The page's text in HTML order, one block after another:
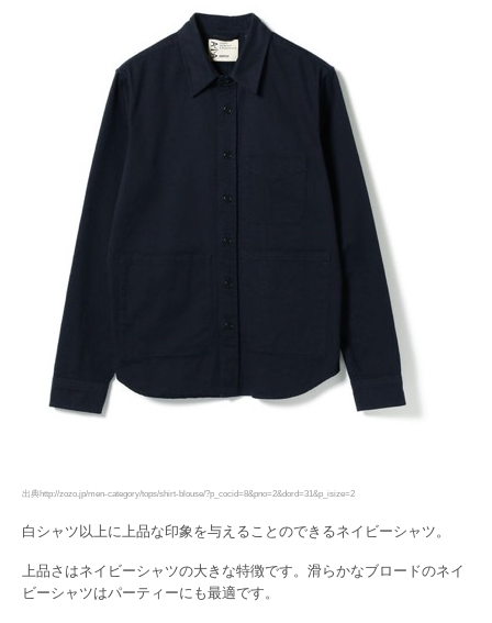
出典http://zozo.jp/men-category/tops/shirt-blouse/?p_cocid=8&pno=2&dord=31&p_isize=2
白シャツ以上に上品な印象を与えることのできるネイビーシャツ。
上品さはネイビーシャツの大きな特徴です。滑らかなブロードのネイ
ビーシャツはパーティーにも最適です。